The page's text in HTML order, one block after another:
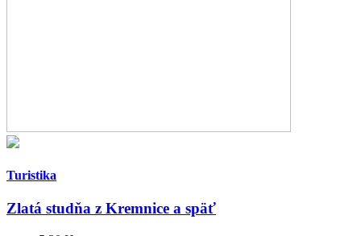
Turistika
Zlatá studňa z Kremnice a späť